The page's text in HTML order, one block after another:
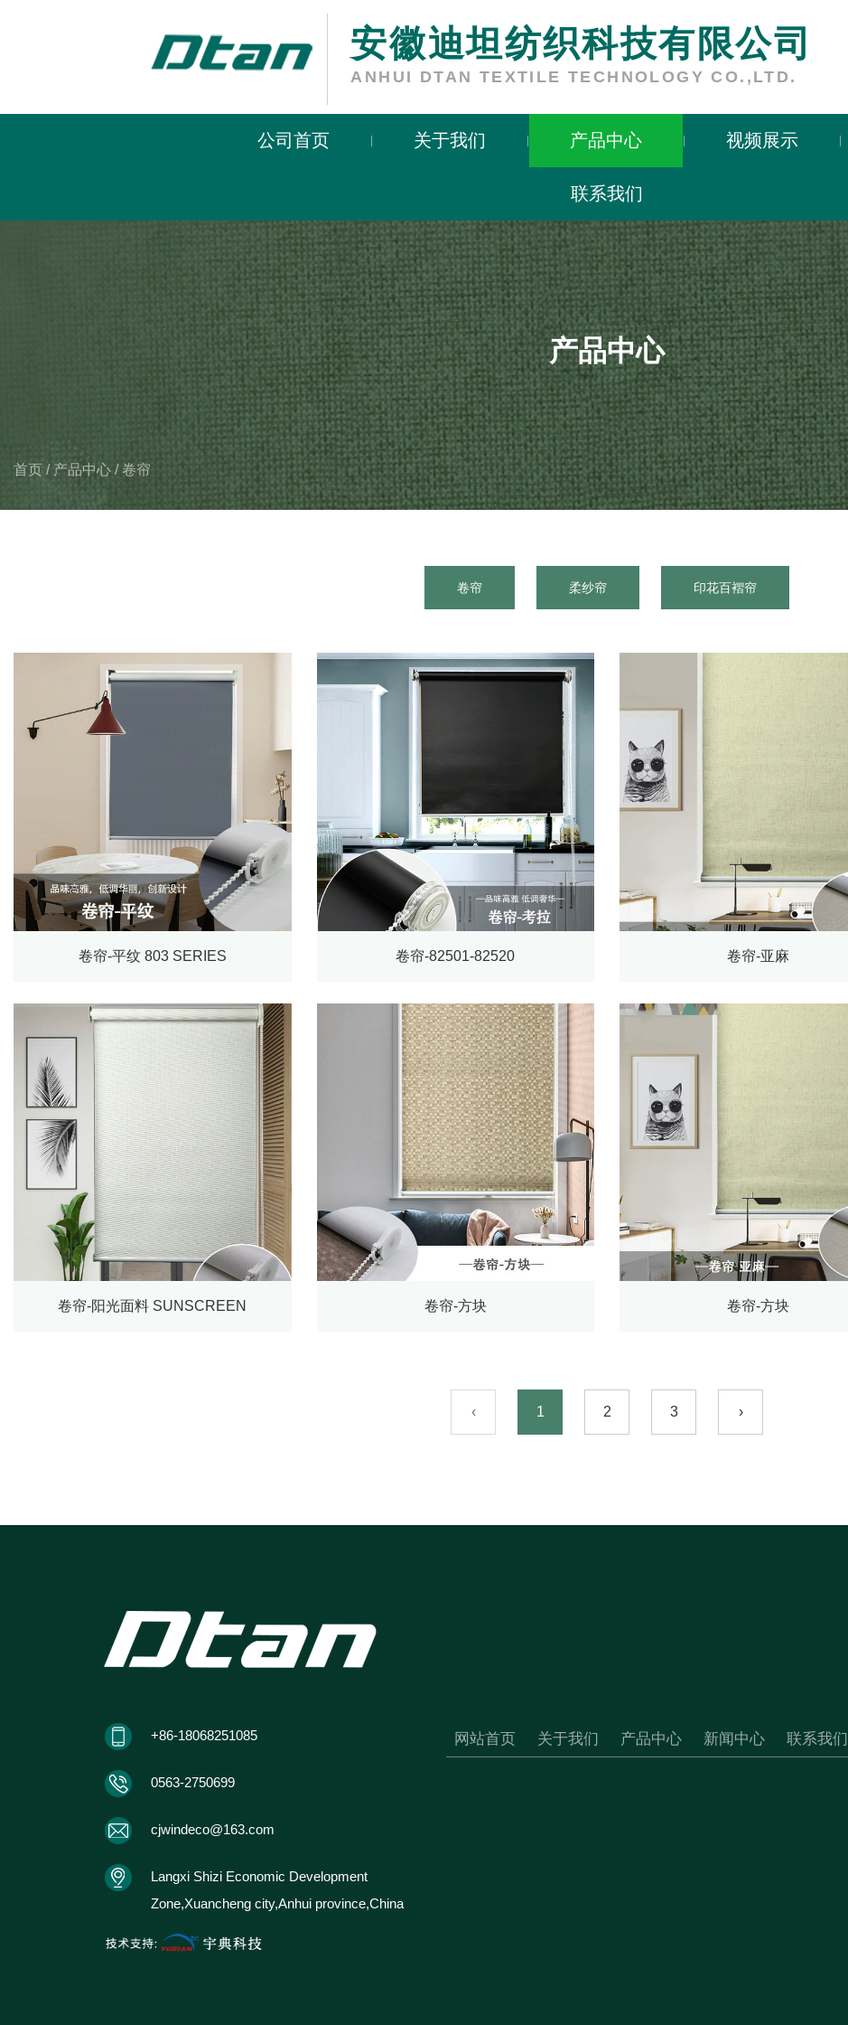
安徽迪坦纺织科技有限公司
ANHUI DTAN TEXTILE TECHNOLOGY CO.,LTD.
安徽迪坦纺织科技有限公司
ANHUI DTAN TEXTILE TECHNOLOGY CO.,LTD.
公司首页 关于我们 产品中心 视频展示
联系我们
产品中心
首页 / 产品中心 /卷帘
卷帘 柔纱帘 印花百褶帘
卷帘-平纹 803 SERIES 卷帘-82501-82520 卷帘-亚麻
卷帘-阳光面料 SUNSCREEN 卷帘-方块 卷帘-方块
‹ 1 2 3 ›
+86-18068251085
Langxi Shizi Economic Development Zone,Xuancheng city,Anhui
province,China
+86-18068251085
0563-2750699
cjwindeco@163.com
Langxi Shizi Economic Development
Zone,Xuancheng city,Anhui province,China
网站首页 关于我们 产品中心 新闻中心 联系我们